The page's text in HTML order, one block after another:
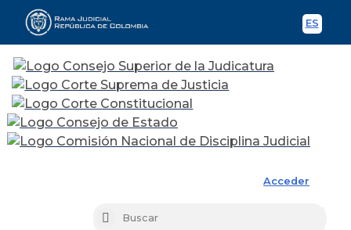
ES
Acceder
Buscar